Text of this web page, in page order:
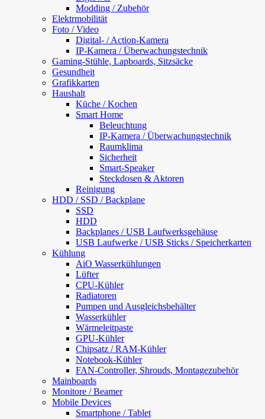
Modding / Zubehör
Elektrmobilität
Foto / Video
Digital- / Action-Kamera
IP-Kamera / Überwachungstechnik
Gaming-Stühle, Lapboards, Sitzsäcke
Gesundheit
Grafikkarten
Haushalt
Küche / Kochen
Smart Home
Beleuchtung
IP-Kamera / Überwachungstechnik
Raumklima
Sicherheit
Smart-Speaker
Steckdosen & Aktoren
Reinigung
HDD / SSD / Backplane
SSD
HDD
Backplanes / USB Laufwerksgehäuse
USB Laufwerke / USB Sticks / Speicherkarten
Kühlung
AiO Wasserkühlungen
Lüfter
CPU-Kühler
Radiatoren
Pumpen und Ausgleichsbehälter
Wasserkühler
Wärmeleitpaste
GPU-Kühler
Chipsatz / RAM-Kühler
Notebook-Kühler
FAN-Controller, Shrouds, Montagezubehör
Mainboards
Monitore / Beamer
Mobile Devices
Smartphone / Tablet